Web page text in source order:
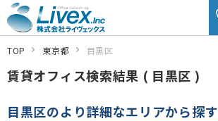
TOP 東京都 目黒区
賃貸オフィス検索結果 ( 目黒区 )
目黒区のより詳細なエリアから探す